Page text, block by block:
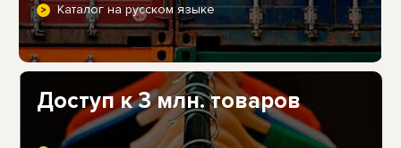
Каталог на русском языке
Доступ к 3 млн. товаров